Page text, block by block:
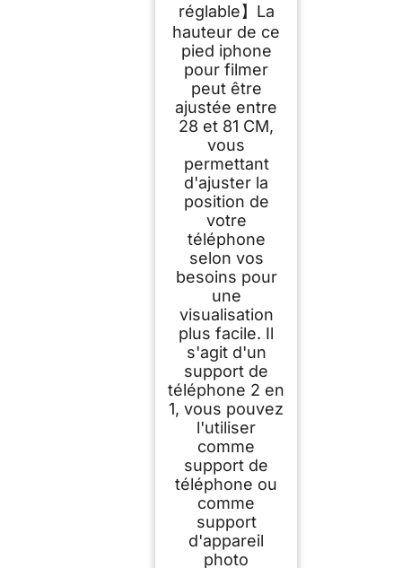
réglable】La
hauteur de ce
pied iphone
pour filmer
peut être
ajustée entre
28 et 81 CM,
vous
permettant
d'ajuster la
position de
votre
téléphone
selon vos
besoins pour
une
visualisation
plus facile. Il
s'agit d'un
support de
téléphone 2 en
1, vous pouvez
l'utiliser
comme
support de
téléphone ou
comme
support
d'appareil
photo